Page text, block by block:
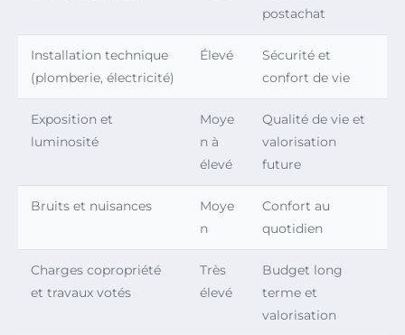
postachat
Installation technique
(plomberie, électricité)
Élevé
Sécurité et
confort de vie
Exposition et
luminosité
Moye
n à
élevé
Qualité de vie et
valorisation
future
Bruits et nuisances
Moye
n
Confort au
quotidien
Charges copropriété
et travaux votés
Très
élevé
Budget long
terme et
valorisation